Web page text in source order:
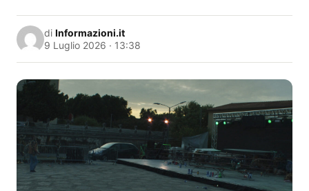
di Informazioni.it
9 Luglio 2026 · 13:38